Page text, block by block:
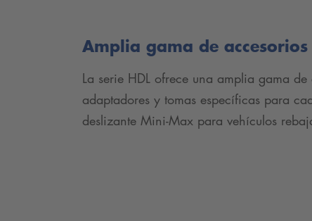
Amplia gama de
La serie HDL ofrece una amplia gama
adaptadores y tomas específicas para
deslizante Mini-Max para vehículos